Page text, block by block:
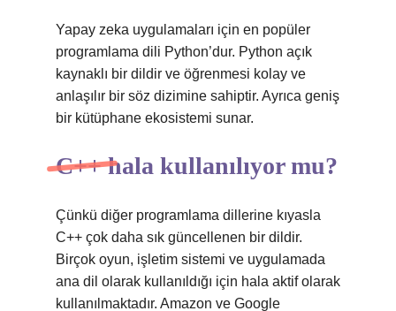
Yapay zeka uygulamaları için en popüler
programlama dili Python’dur. Python açık
kaynaklı bir dildir ve öğrenmesi kolay ve
anlaşılır bir söz dizimine sahiptir. Ayrıca geniş
bir kütüphane ekosistemi sunar.
C++ hala kullanılıyor mu?
Çünkü diğer programlama dillerine kıyasla
C++ çok daha sık güncellenen bir dildir.
Birçok oyun, işletim sistemi ve uygulamada
ana dil olarak kullanıldığı için hala aktif olarak
kullanılmaktadır. Amazon ve Google